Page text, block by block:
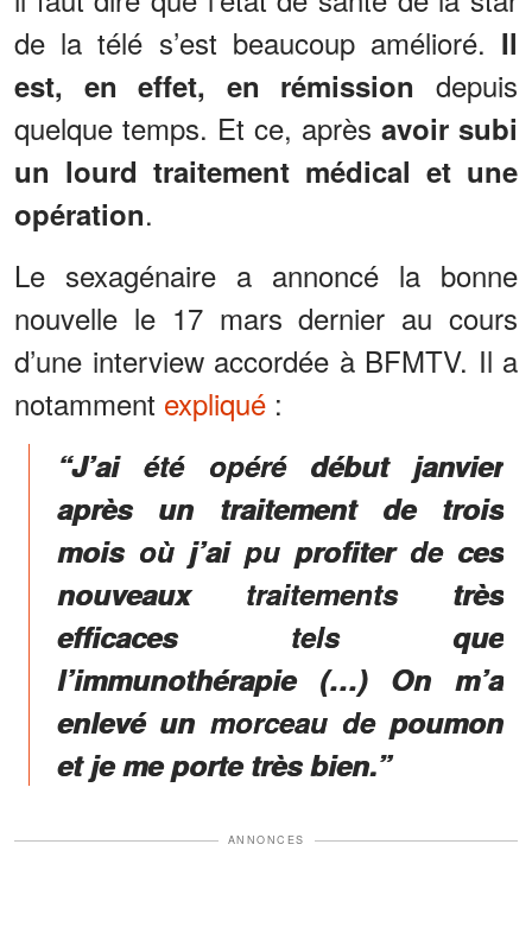
de la télé s’est beaucoup amélioré. Il
est, en effet, en rémission depuis
quelque temps. Et ce, après avoir subi
un lourd traitement médical et une
opération.
Le sexagénaire a annoncé la bonne
nouvelle le 17 mars dernier au cours
d’une interview accordée à BFMTV. Il a
notamment expliqué :
“J’ai été opéré début janvier
après un traitement de trois
mois où j’ai pu profiter de ces
nouveaux traitements très
efficaces tels que
l’immunothérapie (…) On m’a
enlevé un morceau de poumon
et je me porte très bien.”
ANNONCES